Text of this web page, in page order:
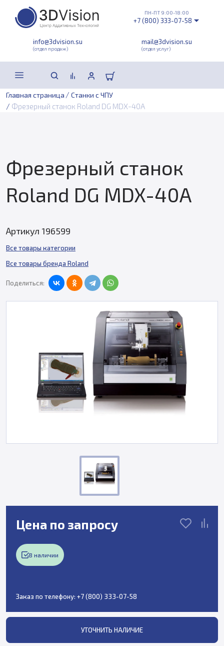
info@3dvision.su
(отдел продаж)
mail@3dvision.su
(отдел услуг)
ПН-ПТ 9:00-18:00
+7 (800) 333-07-58
Главная страница / Станки с ЧПУ
/ Фрезерный станок Roland DG MDX-40A
Фрезерный станок
Roland DG MDX-40A
Артикул 196599
Все товары категории
Все товары бренда Roland
Поделиться:
Цена по запросу
В наличии
Заказ по телефону: +7 (800) 333-07-58
УТОЧНИТЬ НАЛИЧИЕ